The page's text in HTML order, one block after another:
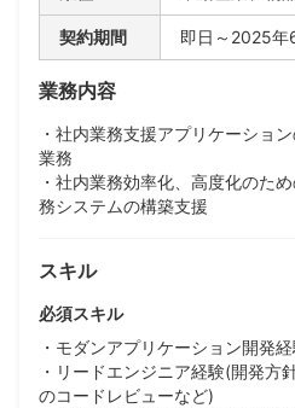
契約期間 即日～2025年
業務内容
・社内業務支援アプリケーショ
業務
・社内業務効率化、高度化のた
務システムの構築支援
スキル
必須スキル
・モダンアプリケーション開発
・リードエンジニア経験(開発方
のコードレビューなど)